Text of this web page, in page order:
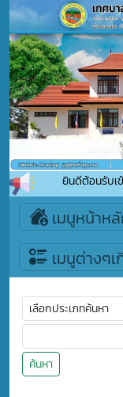
ยินดีต้อนรับเข้
เมนูหน้าห
เมนูต่างๆ
ค้นหา